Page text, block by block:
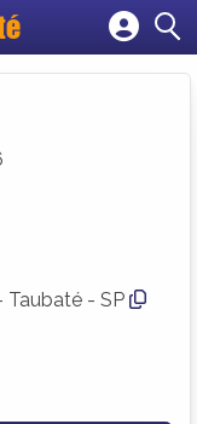
Taubaté - SP